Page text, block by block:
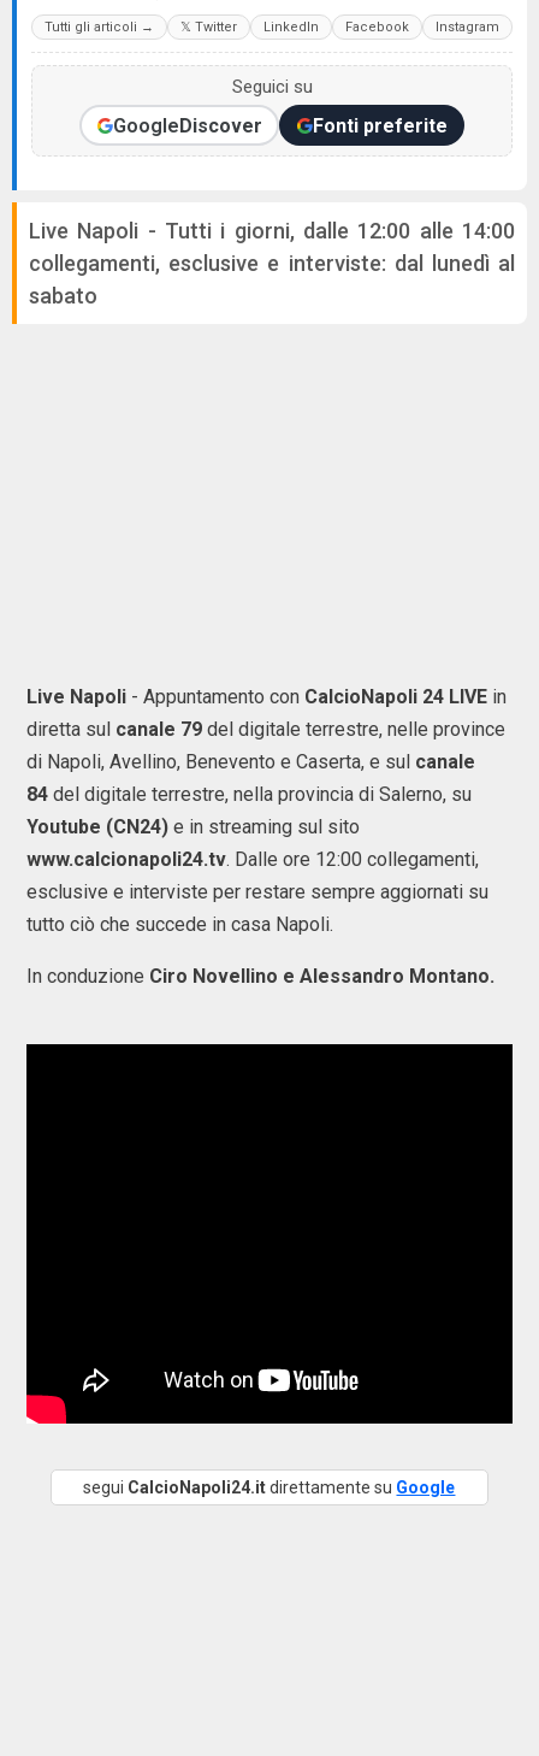
Tutti gli articoli → 𝕏 Twitter LinkedIn Facebook Instagram
Seguici su
GoogleDiscover Fonti preferite
Live Napoli - Tutti i giorni, dalle 12:00 alle 14:00
collegamenti, esclusive e interviste: dal lunedì al
sabato
Live Napoli - Appuntamento con CalcioNapoli 24 LIVE in
diretta sul canale 79 del digitale terrestre, nelle province
di Napoli, Avellino, Benevento e Caserta, e sul canale
84 del digitale terrestre, nella provincia di Salerno, su
Youtube (CN24) e in streaming sul sito
www.calcionapoli24.tv. Dalle ore 12:00 collegamenti,
esclusive e interviste per restare sempre aggiornati su
tutto ciò che succede in casa Napoli.
In conduzione Ciro Novellino e Alessandro Montano.
segui CalcioNapoli24.itdirettamente su Google